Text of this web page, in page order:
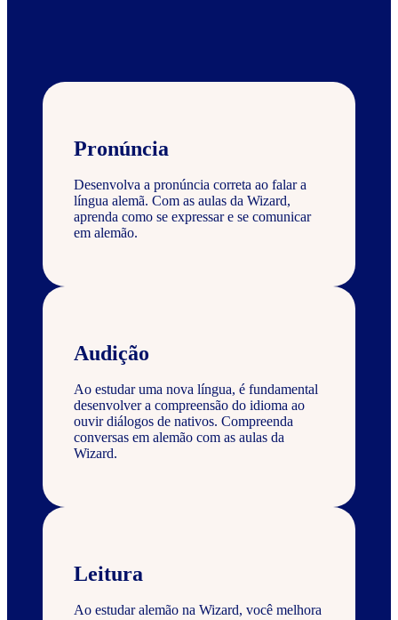
Pronúncia
Desenvolva a pronúncia correta ao falar a
língua alemã. Com as aulas da Wizard,
aprenda como se expressar e se comunicar
em alemão.
Audição
Ao estudar uma nova língua, é fundamental
desenvolver a compreensão do idioma ao
ouvir diálogos de nativos. Compreenda
conversas em alemão com as aulas da
Wizard.
Leitura
Ao estudar alemão na Wizard, você melhora